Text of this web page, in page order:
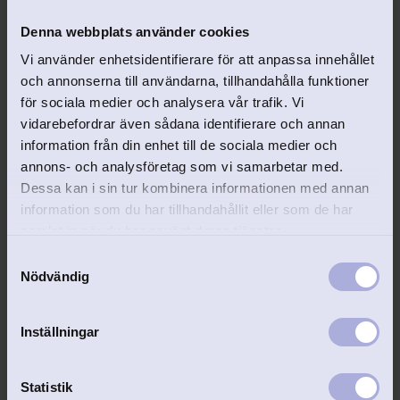
Denna webbplats använder cookies
Vi använder enhetsidentifierare för att anpassa innehållet
och annonserna till användarna, tillhandahålla funktioner
för sociala medier och analysera vår trafik. Vi
vidarebefordrar även sådana identifierare och annan
information från din enhet till de sociala medier och
annons- och analysföretag som vi samarbetar med.
Dessa kan i sin tur kombinera informationen med annan
information som du har tillhandahållit eller som de har
Nödvändig
Inställningar
Statistik
Relaterade produkter
Lägg till i favoriter